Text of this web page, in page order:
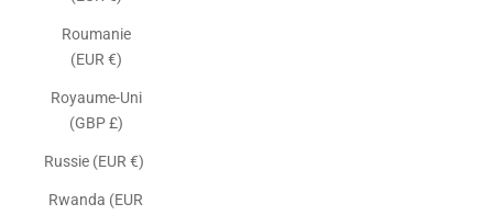
Roumanie
(EUR €)
Royaume-Uni
(GBP £)
Russie (EUR €)
Rwanda (EUR